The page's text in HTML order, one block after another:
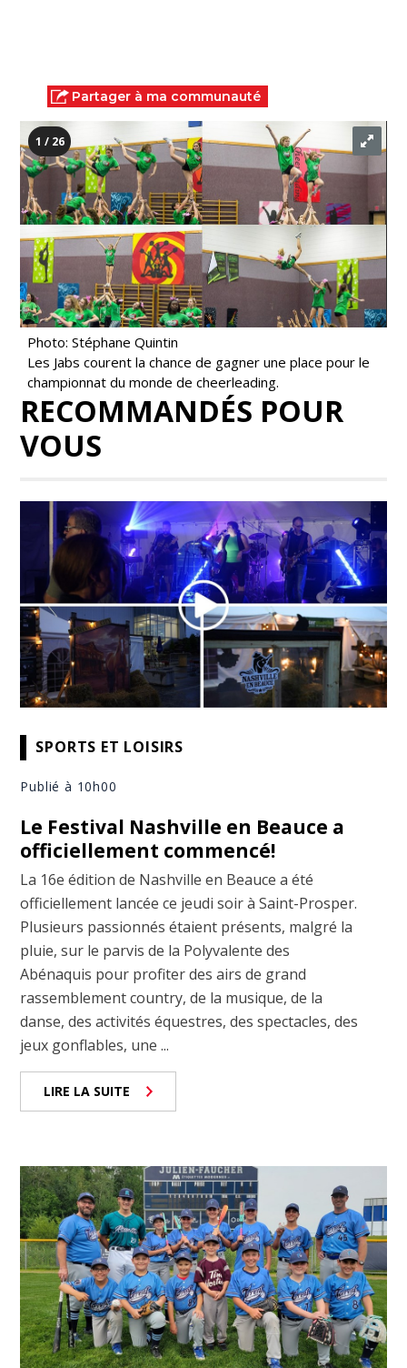
Partager à ma communauté
1 / 26
Photo: Stéphane Quintin
Les Jabs courent la chance de gagner une place pour le
championnat du monde de cheerleading.
RECOMMANDÉS POUR
VOUS
SPORTS ET LOISIRS
Publié à 10h00
Le Festival Nashville en Beauce a
officiellement commencé!
La 16e édition de Nashville en Beauce a été
officiellement lancée ce jeudi soir à Saint-Prosper.
Plusieurs passionnés étaient présents, malgré la
pluie, sur le parvis de la Polyvalente des
Abénaquis pour profiter des airs de grand
rassemblement country, de la musique, de la
danse, des activités équestres, des spectacles, des
jeux gonflables, une ...
LIRE LA SUITE